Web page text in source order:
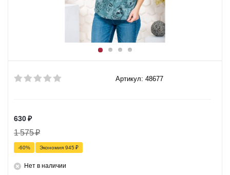
Артикул: 48677
630₽
1 575₽
-60% Экономия 945 ₽
Нет в наличии